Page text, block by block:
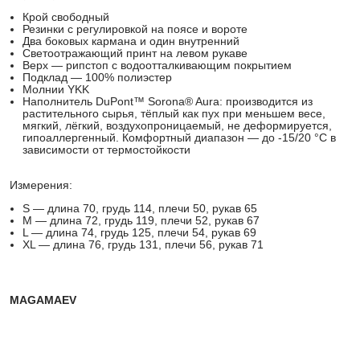
Крой свободный
Резинки с регулировкой на поясе и вороте
Два боковых кармана и один внутренний
Светоотражающий принт на левом рукаве
Верх — рипстоп с водоотталкивающим покрытием
Подклад — 100% полиэстер
Молнии YKK
Наполнитель DuPont™ Sorona® Aura: производится из
растительного сырья, тёплый как пух при меньшем весе,
мягкий, лёгкий, воздухопроницаемый, не деформируется,
гипоаллергенный. Комфортный диапазон — до -15/20 °C в
зависимости от термостойкости
Измерения:
S — длина 70, грудь 114, плечи 50, рукав 65
M — длина 72, грудь 119, плечи 52, рукав 67
L — длина 74, грудь 125, плечи 54, рукав 69
XL — длина 76, грудь 131, плечи 56, рукав 71
MAGAMAEV